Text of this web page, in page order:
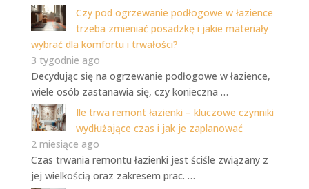
Czy pod ogrzewanie podłogowe w łazience
trzeba zmieniać posadzkę i jakie materiały
wybrać dla komfortu i trwałości?
3 tygodnie ago
Decydując się na ogrzewanie podłogowe w łazience,
wiele osób zastanawia się, czy konieczna …
Ile trwa remont łazienki – kluczowe czynniki
wydłużające czas i jak je zaplanować
2 miesiące ago
Czas trwania remontu łazienki jest ściśle związany z
jej wielkością oraz zakresem prac. …